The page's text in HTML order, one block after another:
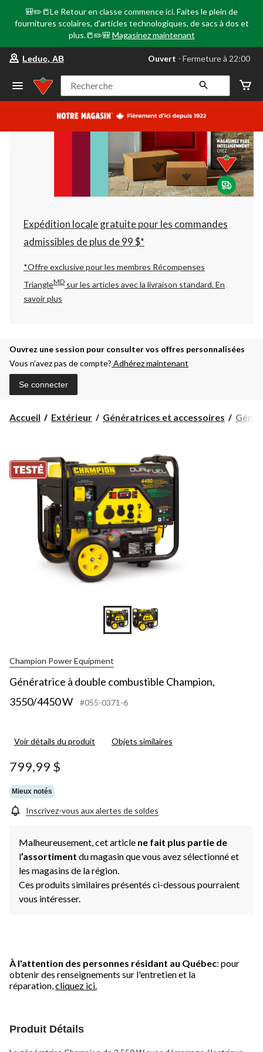
🎒✏️📒Le Retour en classe commence ici. Faites le plein de
fournitures scolaires, d'articles technologiques, de sacs à dos et
plus.📒✏️🎒 Magasinez maintenant
votre
préféré
Leduc,
AB,
courament
Fermeture
à
22:00
cliquer
pour
changer
Leduc, AB Ouvert ⋅ Fermeture à 22:00
Recherche
Expédition locale gratuite pour les commandes
admissibles de plus de 99 $*
*Offre exclusive pour les membres Récompenses
TriangleMD sur les articles avec la livraison standard.En
savoir plus
Ouvrez une session pour consulter vos offres personnalisées
Vous n’avez pas de compte? Adhérez maintenant
Se connecter
Accueil Extérieur Génératrices et accessoires
Champion Power Equipment
Génératrice à double combustible Champion,
3550/4450 W
#055-0371-6
Voir détails du produit Objets similaires
799,99 $
Mieux notés
Inscrivez-vous aux alertes de soldes
Malheureusement, cet article ne fait plus partie de
l’assortiment du magasin que vous avez sélectionné et
les magasins de la région.
Ces produits similaires présentés ci-dessous pourraient
vous intéresser.
À l'attention des personnes résidant au Québec: pour
obtenir des renseignements sur l'entretien et la
réparation, cliquez ici.
Produit Détails